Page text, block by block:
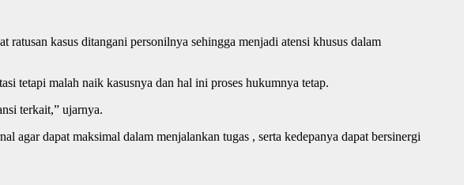
kasus ditangani personilnya sehingga menjadi atensi khusus dalam
tetapi malah naik kasusnya dan hal ini proses hukumnya tetap.
terkait,” ujarnya.
agar dapat maksimal dalam menjalankan tugas , serta kedepanya dapat bersinergi